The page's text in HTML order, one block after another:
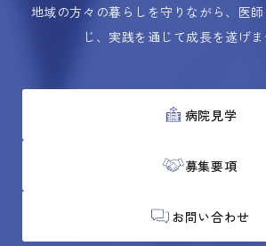
地域の方々の暮らしを守りながら、医
じ、実践を通じて成長を遂げま
病院見学
募集要項
お問い合わせ